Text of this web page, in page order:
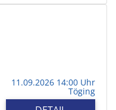
11.09.2026 14:00 Uhr
Töging